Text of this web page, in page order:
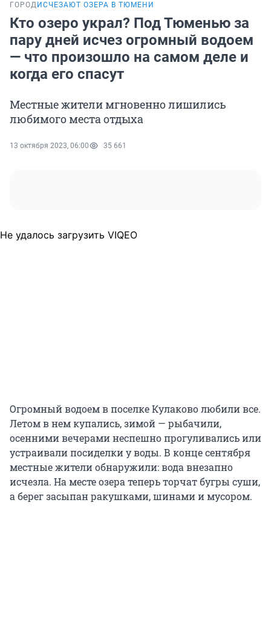
ГОРОД ИСЧЕЗАЮТ ОЗЕРА В ТЮМЕНИ
Кто озеро украл? Под Тюменью за
пару дней исчез огромный водоем
— что произошло на самом деле и
когда его спасут
Местные жители мгновенно лишились
любимого места отдыха
13 октября 2023, 06:00 35 661
Не удалось загрузить VIQEO
Огромный водоем в поселке Кулаково любили все.
Летом в нем купались, зимой — рыбачили,
осенними вечерами неспешно прогуливались или
устраивали посиделки у воды. В конце сентября
местные жители обнаружили: вода внезапно
исчезла. На месте озера теперь торчат бугры суши,
а берег засыпан ракушками, шинами и мусором.